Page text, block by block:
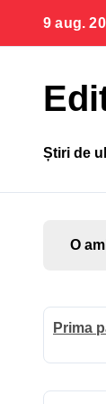
conținut
9 aug.
Știri de
O
Prima